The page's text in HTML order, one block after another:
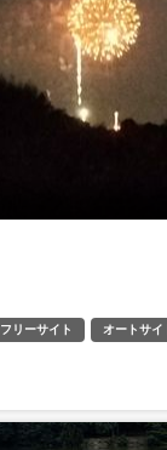
フリーサイト オートサイ